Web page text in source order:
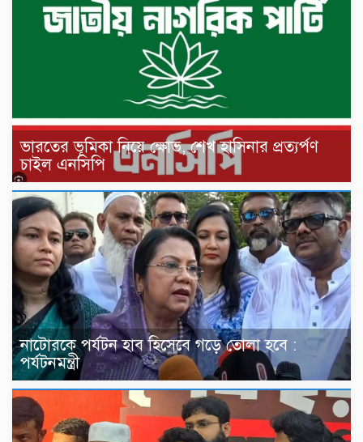
ভারতের ভূমিকা নিয়ে ক্ষোভ, শেখ হাসিনার প্রত্যর্পণ
চাইল এনসিপি
নাটোরকে পর্যটন হাব হিসেবে গড়ে তোলা হবে :
পর্যটনমন্ত্রী